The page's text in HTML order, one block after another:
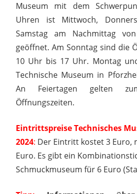
Museum mit dem
Uhren ist Mittwoch,
Samstag am Nachmittag
geöffnet. Am Sonntag sind die
10 Uhr bis 17 Uhr. Montag
Technische Museum in
An Feiertagen gelten
Öffnungszeiten.
Eintrittspreise Technisches
2024: Der Eintritt kostet 3 Euro,
Euro. Es gibt ein
Schmuckmuseum für 6 Euro